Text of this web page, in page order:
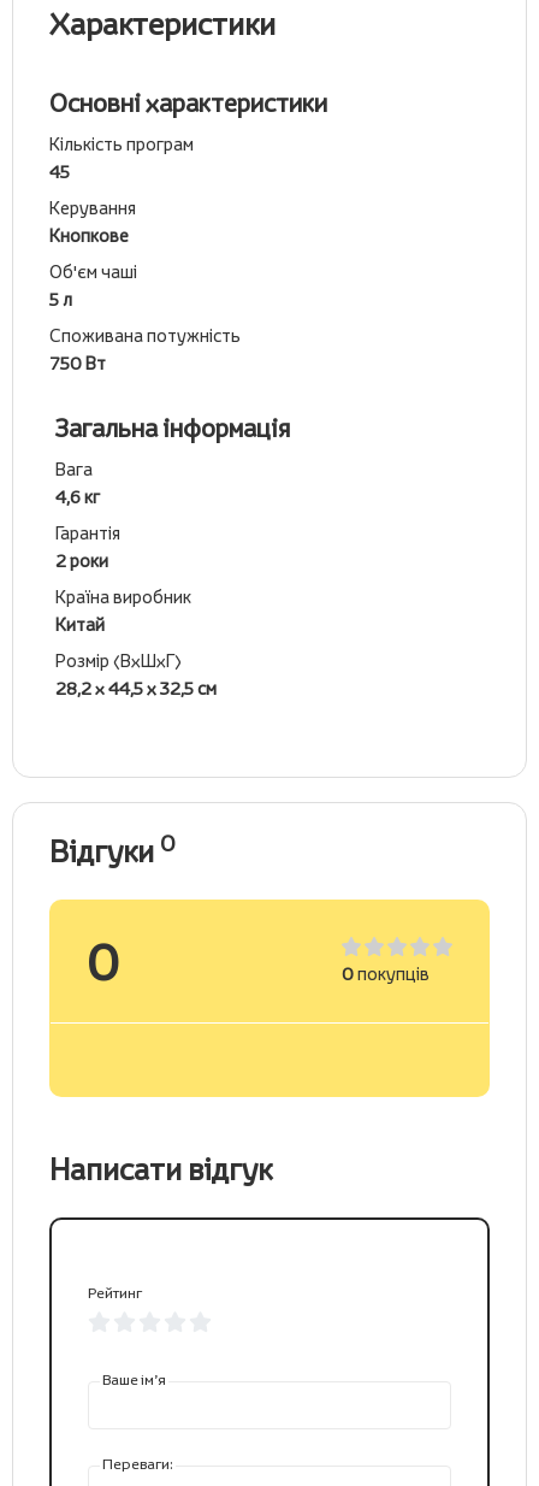
Характеристики
Основні характеристики
Кількість програм
45
Керування
Кнопкове
Об'єм чаші
5 л
Споживана потужність
750 Вт
Загальна інформація
Вага
4,6 кг
Гарантія
2 роки
Країна виробник
Китай
Розмір (ВхШхГ)
28,2 x 44,5 х 32,5 см
Відгуки 0
0 0покупців
Написати відгук
Рейтинг
Ваше ім’я
Переваги: